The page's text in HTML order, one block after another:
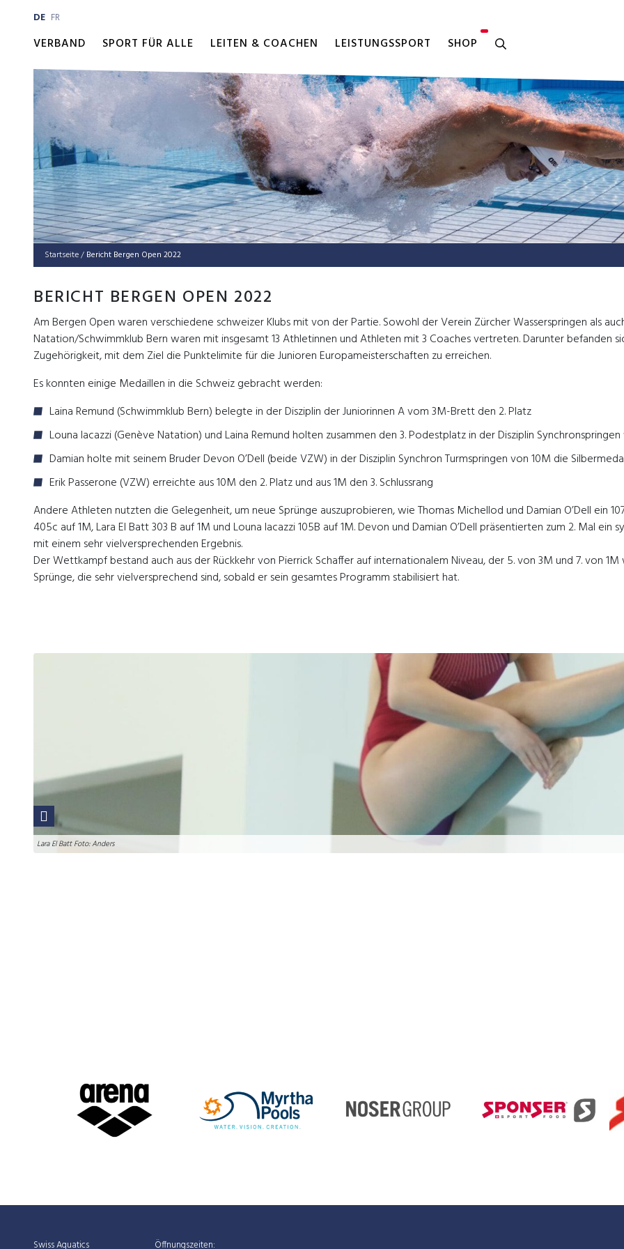
DE FR
VERBAND SPORT FÜR ALLE LEITEN & COACHEN LEISTUNGSSPORT SHOP
Startseite/ Bericht Ber­gen Open 2022
BERICHT BERGEN OPEN 2022
Am Bergen Open waren verschiedene schweizer Klubs mit von der Partie. Sowohl der Verein Zürcher Wasserspringen als
Natation/Schwimmklub Bern waren mit insgesamt 13 Athletinnen und Athleten mit 3 Coaches vertreten. Darunter befanden
Zugehörigkeit, mit dem Ziel die Punktelimite für die Junioren Europameisterschaften zu erreichen.
Es konnten einige Medaillen in die Schweiz gebracht werden:
Laina Remund (Schwimmklub Bern) belegte in der Disziplin der Juniorinnen A vom 3M-Brett den 2. Platz
Louna Iacazzi (Genève Natation) und Laina Remund holten zusammen den 3. Podestplatz in der Disziplin
Damian holte mit seinem Bruder Devon O’Dell (beide VZW) in der Disziplin Synchron Turmspringen von 10M die
Erik Passerone (VZW) erreichte aus 10M den 2. Platz und aus 1M den 3. Schlussrang
Andere Athleten nutzten die Gelegenheit, um neue Sprünge auszuprobieren, wie Thomas Michellod und Damian O’Dell ein
405c auf 1M, Lara El Batt 303 B auf 1M und Louna Iacazzi 105B auf 1M. Devon und Damian O’Dell präsentierten zum 2. Mal
mit einem sehr vielversprechenden Ergebnis.
Der Wettkampf bestand auch aus der Rückkehr von Pierrick Schaffer auf internationalem Niveau, der 5. von 3M und 7. von
Sprünge, die sehr vielversprechend sind, sobald er sein gesamtes Programm stabilisiert hat.
Lara El Batt Foto: Anders
Swiss Aquatics Öffnungszeiten: